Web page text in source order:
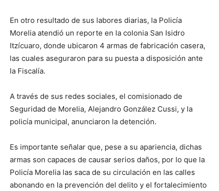
En otro resultado de sus labores diarias, la Policía
Morelia atendió un reporte en la colonia San Isidro
Itzícuaro, donde ubicaron 4 armas de fabricación casera,
las cuales aseguraron para su puesta a disposición ante
la Fiscalía.
A través de sus redes sociales, el comisionado de
Seguridad de Morelia, Alejandro González Cussi, y la
policía municipal, anunciaron la detención.
Es importante señalar que, pese a su apariencia, dichas
armas son capaces de causar serios daños, por lo que la
Policía Morelia las saca de su circulación en las calles
abonando en la prevención del delito y el fortalecimiento